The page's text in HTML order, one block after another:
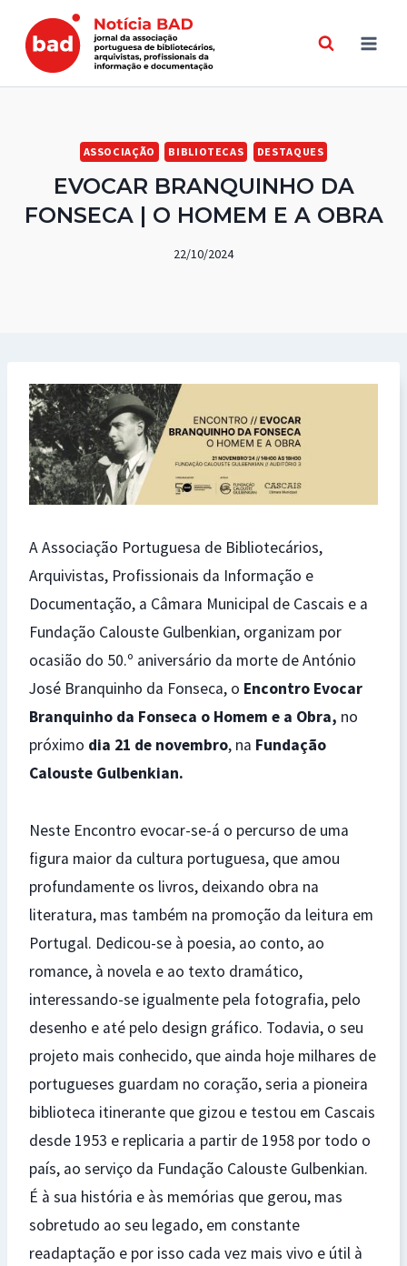
content
ASSOCIAÇÃO BIBLIOTECAS DESTAQUES
EVOCAR BRANQUINHO DA
FONSECA | O HOMEM E A OBRA
22/10/2024
A Associação Portuguesa de Bibliotecários,
Arquivistas, Profissionais da Informação e
Documentação, a Câmara Municipal de Cascais e a
Fundação Calouste Gulbenkian, organizam por
ocasião do 50.º aniversário da morte de António
José Branquinho da Fonseca, o Encontro Evocar
Branquinho da Fonseca o Homem e a Obra, no
próximo dia 21 de novembro, na Fundação
Calouste Gulbenkian.
Neste Encontro evocar-se-á o percurso de uma
figura maior da cultura portuguesa, que amou
profundamente os livros, deixando obra na
literatura, mas também na promoção da leitura em
Portugal. Dedicou-se à poesia, ao conto, ao
romance, à novela e ao texto dramático,
interessando-se igualmente pela fotografia, pelo
desenho e até pelo design gráfico. Todavia, o seu
projeto mais conhecido, que ainda hoje milhares de
portugueses guardam no coração, seria a pioneira
biblioteca itinerante que gizou e testou em Cascais
desde 1953 e replicaria a partir de 1958 por todo o
país, ao serviço da Fundação Calouste Gulbenkian.
É à sua história e às memórias que gerou, mas
sobretudo ao seu legado, em constante
readaptação e por isso cada vez mais vivo e útil à